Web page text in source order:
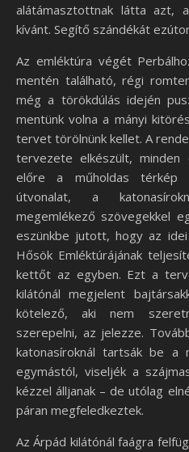
alátámasztottnak látta azt,
kívánt. Segítő szándékát
Az emléktúra végét
mentén található, régi
még a törökdúlás idején
mentünk volna a mányi
tervet törölnünk kellet. A
tervezete elkészült, minden
előre a műholdas térkép
útvonalat, a
megemlékező szövegekkel
eszünkbe jutott, hogy az
Hősök Emléktúrájának
kettőt az egyben. Ezt a
kilátónál megjelent
kötelező, aki nem
szerepelni, az jelezze.
katonasíroknál tartsák be a
egymástól, viseljék a
kézzel álljanak – de utólag
páran megfeledkeztek.
Az Árpád kilátónál faágra